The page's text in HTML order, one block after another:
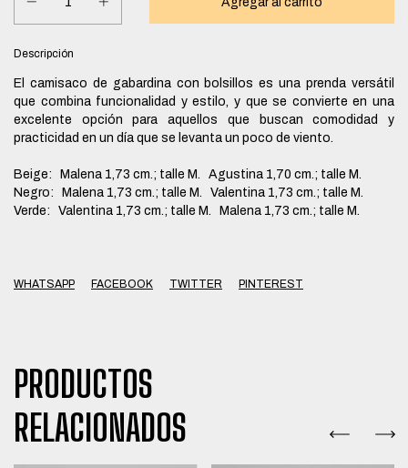
Descripción
El camisaco de gabardina con bolsillos es una prenda versátil
que combina funcionalidad y estilo, y que se convierte en una
excelente opción para aquellos que buscan comodidad y
practicidad en un día que se levanta un poco de viento.
Beige: Malena 1,73 cm.; talle M. Agustina 1,70 cm.; talle M.
Negro: Malena 1,73 cm.; talle M. Valentina 1,73 cm.; talle M.
Verde: Valentina 1,73 cm.; talle M. Malena 1,73 cm.; talle M.
WHATSAPP FACEBOOK TWITTER PINTEREST
PRODUCTOS
RELACIONADOS